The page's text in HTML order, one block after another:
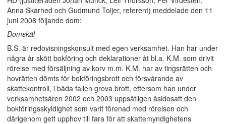
Anna Skarhed och Gudmund Toijer, referent) meddelade den 11
juni 2008 följande dom:
Domskäl
B.S. är redovisningskonsult med egen verksamhet. Han har under
några år skött bokföring och deklarationer åt bl.a. K.M. som drivit
rörelse med försäljning av korv m.m. K.M. har av tingsrätten och
hovrätten dömts för bokföringsbrott och försvårande av
skattekontroll, i båda fallen grova brott, eftersom han under
verksamhetsåren 2002 och 2003 uppsåtligen åsidosatt den
bokföringsskyldighet som varit förenad med rörelsen och
därigenom gett upphov till fara för att skattemyndighetens